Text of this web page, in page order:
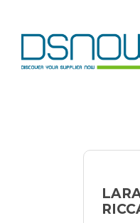
content